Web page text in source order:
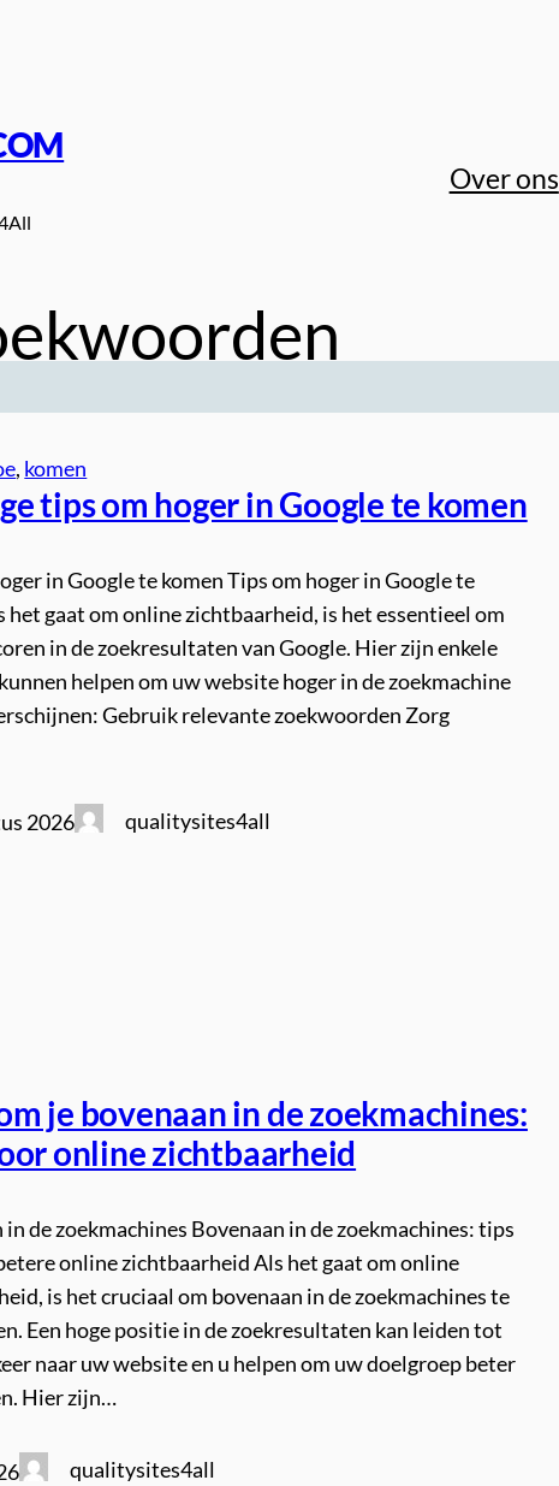
Over ons
, komen
tips om hoger in Google te komen
in Google te komen Tips om hoger in Google te
het gaat om online zichtbaarheid, is het essentieel om
in de zoekresultaten van Google. Hier zijn enkele
helpen om uw website hoger in de zoekmachine
Gebruik relevante zoekwoorden Zorg
2026 qualitysites4all
je bovenaan in de zoekmachines:
online zichtbaarheid
in de zoekmachines Bovenaan in de zoekmachines: tips
online zichtbaarheid Als het gaat om online
is het cruciaal om bovenaan in de zoekmachines te
Een hoge positie in de zoekresultaten kan leiden tot
naar uw website en u helpen om uw doelgroep beter
Hier zijn…
qualitysites4all